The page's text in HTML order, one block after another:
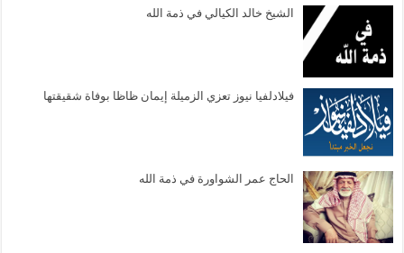
الشيخ خالد الكيالي في ذمة الله
فيلادلفيا نيوز تعزي الزميلة إيمان ظاظا بوفاة شقيقتها
الحاج عمر الشواورة في ذمة الله